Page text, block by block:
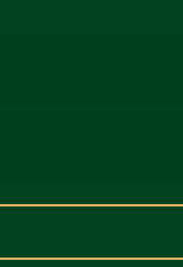
22 g